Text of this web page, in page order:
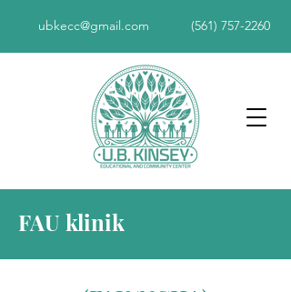
ubkecc@gmail.com (561) 757-2260
FAU klinik